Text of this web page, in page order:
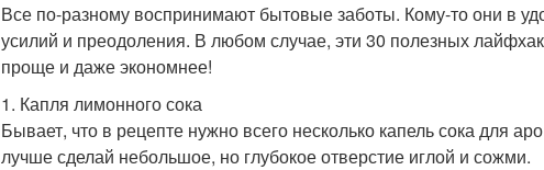
Все по-разному воспринимают бытовые заботы. Кому-то они в
усилий и преодоления. В любом случае, эти 30 полезных
проще и даже экономнее!
1. Капля лимонного сока
Бывает, что в рецепте нужно всего несколько капель сока для
лучше сделай небольшое, но глубокое отверстие иглой и сожми.